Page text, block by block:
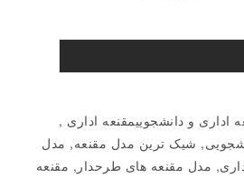
و دانشجوییمقنعه اداری ,
شیک ترین مدل مقنعه, مدل
مدل مقنعه های طرحدار, مقنعه